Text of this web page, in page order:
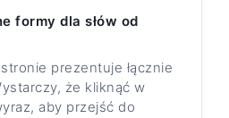
formy dla słów od
prezentuje łącznie
że kliknąć w
aby przejść do